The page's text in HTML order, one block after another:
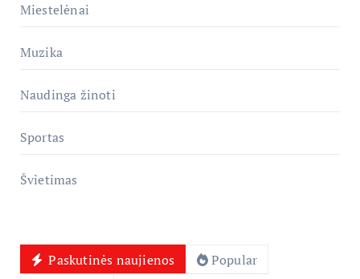
Miestelėnai
Muzika
Naudinga žinoti
Sportas
Švietimas
Paskutinės naujienos
Popular